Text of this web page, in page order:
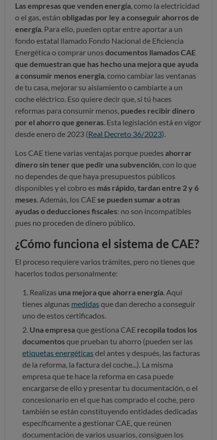
Las empresas que venden energía , como la electricidad
o el gas, están obligadas por ley a conseguir ahorros de
energía . Para ello, pueden optar entre aportar a un
fondo estatal llamado Fondo Nacional de Eficiencia
Energética o comprar unos documentos llamados CAE
que demuestran que has hecho una mejora que ayuda
a consumir menosenergía , como cambiar las ventanas
de tu casa, mejorar su aislamiento o cambiarte a un
coche eléctrico. Eso quiere decir que, si tú haces
reformas para consumir menos, puedes recibir dinero
por el ahorro que generas . Esta legislación está en vigor
desde enero de 2023 (Real Decreto 36/2023).
Los CAE tiene varias ventajas porque puedes ahorrar
dinero sin tener que pedir una subvención , con lo que
no dependes de que haya presupuestos públicos
disponibles y el cobro es más rápido, tardan entre 2 y 6
meses . Además, los CAEse pueden sumar a otras
ayudas o deducciones fiscales: no son incompatibles
pues no proceden de dinero público.
¿Cómo funciona el sistema de CAE?
El proceso requiere varios trámites, pero no tienes que
hacerlos todos personalmente:
Realizas una mejora que ahorra energía . Aquí
tienes algunas medidasque dan derecho a conseguir
uno de estos certificados.
Una empresaque gestiona CAE recopila todos los
documentosque prueban tu ahorro (pueden ser las
etiquetas energéticasdel antes y después, las facturas
de la reforma, la factura del coche...). La misma
empresa que te hace la reforma en casa puede
encargarse de ello y presentar tu documentación, o el
concesionario en el que has comprado el coche, pero
también se están constituyendo entidades dedicadas
específicamente a gestionar CAE, que reúnen
documentación de varios usuarios, consiguen los